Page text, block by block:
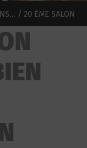
/ 20 ÈME SALON